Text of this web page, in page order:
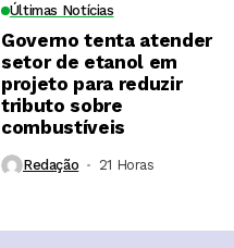
Últimas Notícias
Governo tenta atender
setor de etanol em
projeto para reduzir
tributo sobre
combustíveis
Redação 21 Horas ⁮